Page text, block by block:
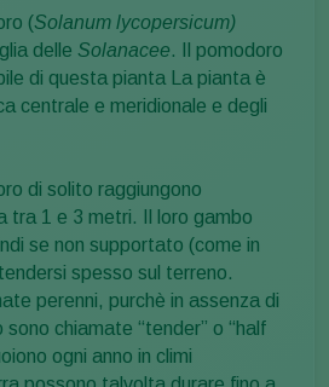
(Solanum lycopersicum)
delle Solanacee. Il pomodoro
di questa pianta La pianta è
centrale e meridionale e degli
di solito raggiungono
tra 1 e 3 metri. Il loro gambo
se non supportato (come in
spesso sul terreno.
perenni, purchè in assenza di
chiamate “tender” o “half
ogni anno in climi